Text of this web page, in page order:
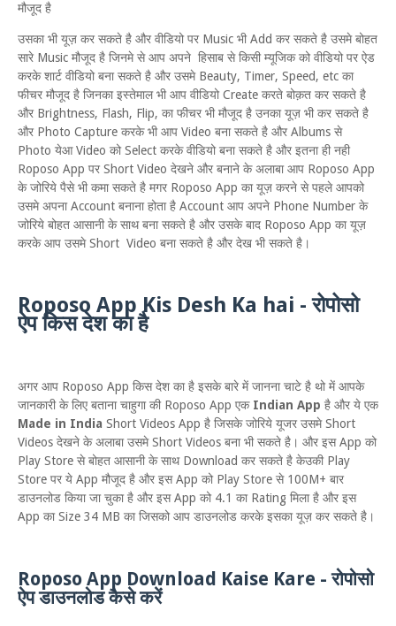
मौजूद है
उसका भी यूज़ कर सकते है और वीडियो पर Music भी Add कर सकते है उसमे बोहत
सारे Music मौजूद है जिनमे से आप अपने हिसाब से किसी म्यूजिक को वीडियो पर ऐड
करके शार्ट वीडियो बना सकते है और उसमे Beauty, Timer, Speed, etc का
फीचर मौजूद है जिनका इस्तेमाल भी आप वीडियो Create करते बोक़त कर सकते है
और Brightness, Flash, Flip, का फीचर भी मौजूद है उनका यूज़ भी कर सकते है
और Photo Capture करके भी आप Video बना सकते है और Albums से
Photo येआ Video को Select करके वीडियो बना सकते है और इतना ही नही
Roposo App पर Short Video देखने और बनाने के अलाबा आप Roposo App
के जोरिये पैसे भी कमा सकते है मगर Roposo App का यूज़ करने से पहले आपको
उसमे अपना Account बनाना होता है Account आप अपने Phone Number के
जोरिये बोहत आसानी के साथ बना सकते है और उसके बाद Roposo App का यूज़
करके आप उसमे Short Video बना सकते है और देख भी सकते है।
Roposo App Kis Desh Ka hai - रोपोसो
ऐप किस देश का है
अगर आप Roposo App किस देश का है इसके बारे में जानना चाटे है थो में आपके
जानकारी के लिए बताना चाहुगा की Roposo App एक Indian App है और ये एक
Made in India Short Videos App है जिसके जोरिये यूजर उसमे Short
Videos देखने के अलाबा उसमे Short Videos बना भी सकते है। और इस App को
Play Store से बोहत आसानी के साथ Download कर सकते है केउकी Play
Store पर ये App मौजूद है और इस App को Play Store से 100M+ बार
डाउनलोड किया जा चुका है और इस App को 4.1 का Rating मिला है और इस
App का Size 34 MB का जिसको आप डाउनलोड करके इसका यूज़ कर सकते है।
Roposo App Download Kaise Kare - रोपोसो
ऐप डाउनलोड कैसे करें